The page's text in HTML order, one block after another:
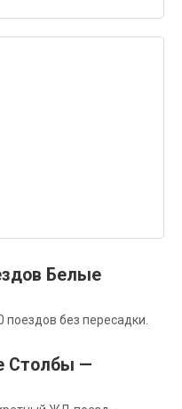
Белые
поездов без пересадки.
Столбы —